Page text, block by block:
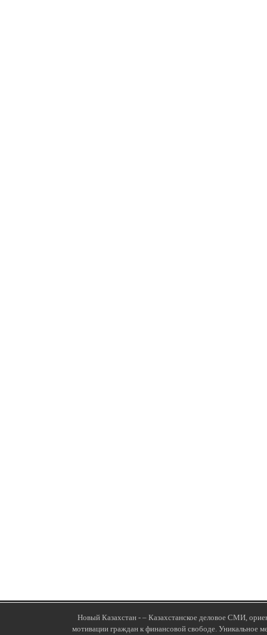
Новый Казахстан - – Казахстанское деловое СМИ,
мотивации граждан к финансовой свободе. Уникальное